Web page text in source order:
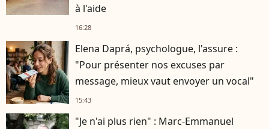
à l'aide
16:28
Elena Daprá, psychologue, l'assure :
"Pour présenter nos excuses par
message, mieux vaut envoyer un vocal"
15:43
"Je n'ai plus rien" : Marc-Emmanuel